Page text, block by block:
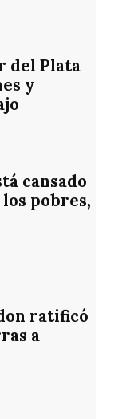
del Plata
y
cansado
pobres,
ratificó
a